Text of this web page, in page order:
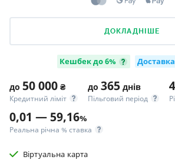
ДОКЛАДНІШЕ
Кешбек до 6%
до 50 000 ₴
Кредитний ліміт
до 365 днів
Пільговий період
0,01 — 59,16%
Реальна річна % ставка
Віртуальна карта